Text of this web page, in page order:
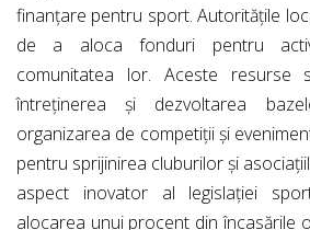
finanțare pentru sport. Autoritățile
de a aloca fonduri pentru
comunitatea lor. Aceste resurse
întreținerea și dezvoltarea
organizarea de competiții și
pentru sprijinirea cluburilor și
aspect inovator al legislației
alocarea unui procent din încasările